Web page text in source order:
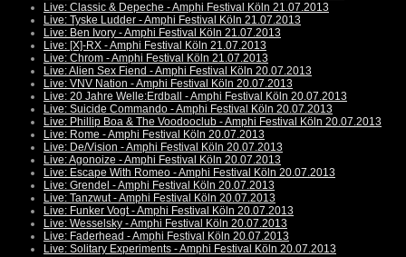
Live: Classic & Depeche - Amphi Festival Köln 21.07.2013
Live: Tyske Ludder - Amphi Festival Köln 21.07.2013
Live: Ben Ivory - Amphi Festival Köln 21.07.2013
Live: [X]-RX - Amphi Festival Köln 21.07.2013
Live: Chrom - Amphi Festival Köln 21.07.2013
Live: Alien Sex Fiend - Amphi Festival Köln 20.07.2013
Live: VNV Nation - Amphi Festival Köln 20.07.2013
Live: 20 Jahre Welle:Erdball - Amphi Festival Köln 20.07.2013
Live: Suicide Commando - Amphi Festival Köln 20.07.2013
Live: Phillip Boa & The Voodooclub - Amphi Festival Köln 20.07.2013
Live: Rome - Amphi Festival Köln 20.07.2013
Live: De/Vision - Amphi Festival Köln 20.07.2013
Live: Agonoize - Amphi Festival Köln 20.07.2013
Live: Escape With Romeo - Amphi Festival Köln 20.07.2013
Live: Grendel - Amphi Festival Köln 20.07.2013
Live: Tanzwut - Amphi Festival Köln 20.07.2013
Live: Funker Vogt - Amphi Festival Köln 20.07.2013
Live: Wesselsky - Amphi Festival Köln 20.07.2013
Live: Faderhead - Amphi Festival Köln 20.07.2013
Live: Solitary Experiments - Amphi Festival Köln 20.07.2013